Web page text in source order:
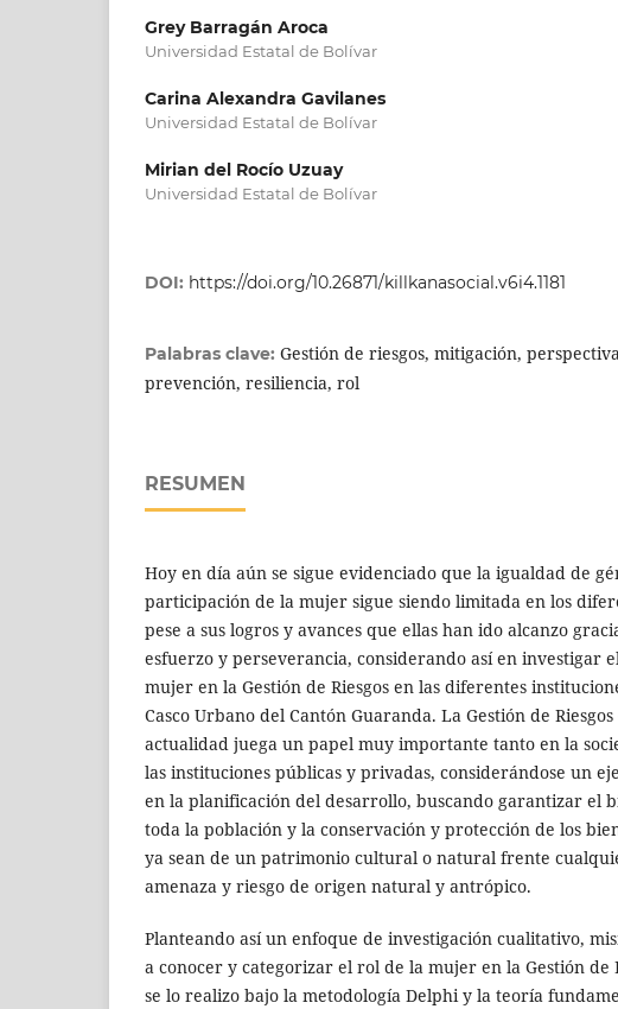
Grey Barragán Aroca
Universidad Estatal de Bolívar
Carina Alexandra Gavilanes
Universidad Estatal de Bolívar
Mirian del Rocío Uzuay
Universidad Estatal de Bolívar
DOI: https://doi.org/10.26871/killkanasocial.v6i4.1181
Palabras clave: Gestión de riesgos, mitigación,
prevención, resiliencia, rol
RESUMEN
Hoy en día aún se sigue evidenciado que la igualdad de
participación de la mujer sigue siendo limitada en los
pese a sus logros y avances que ellas han ido alcanzo
esfuerzo y perseverancia, considerando así en investigar
mujer en la Gestión de Riesgos en las diferentes
Casco Urbano del Cantón Guaranda. La Gestión de
actualidad juega un papel muy importante tanto en la
las instituciones públicas y privadas, considerándose un
en la planificación del desarrollo, buscando garantizar el
toda la población y la conservación y protección de los
ya sean de un patrimonio cultural o natural frente
amenaza y riesgo de origen natural y antrópico.
Planteando así un enfoque de investigación cualitativo,
a conocer y categorizar el rol de la mujer en la Gestión de
se lo realizo bajo la metodología Delphi y la teoría